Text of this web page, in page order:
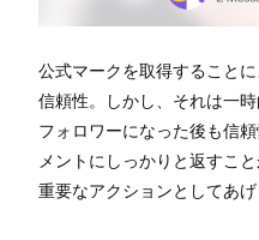
公式マークを取得すること
信頼性。しかし、それは一
フォロワーになった後も信
メントにしっかりと返すこ
重要なアクションとしてあげ